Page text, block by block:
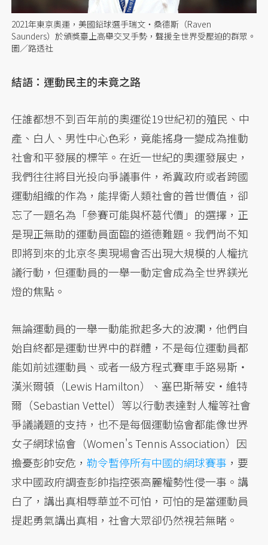
2021年東京奧運，美國鉛球選手瑞文・桑德斯（Raven
Saunders）於頒獎臺上高舉交叉手勢，聲援全世界受壓迫的群眾。
圖／路透社
結語：運動民主的未竟之路
任誰都想不到百年前的奧運從19世紀初的殖民、中
產、白人、男性中心色彩，竟能搖身一變成為推動
社會和平發展的標竿。在近一世紀的奧運發展史，
我們往往將目光投向爭議事件，希冀政府或者跨國
運動組織的作為，能捍衛人類社會的普世價值，卻
忘了一題名為「參賽可能與杯葛代價」的選擇，正
是現正無助的運動員面臨的道德難題。我們尚不知
即將到來的北京冬奧現場會否出現大規模的人權抗
議行動，但運動員的一舉一動定會成為全世界鎂光
燈的焦點。
無論運動員的一舉一動能掀起多大的波瀾，他們自
始自終都是運動世界中的群體，不是每位運動員都
能如前述運動員、或者一級方程式賽車手路易斯・
漢米爾頓（Lewis Hamilton）、塞巴斯蒂安・維特
爾（Sebastian Vettel）等以行動表達對人權等社會
爭議議題的支持，也不是每個運動協會都能像世界
女子網球協會（Women's Tennis Association）因
擔憂彭帥安危，勒令暫停所有中國的網球賽事 ，要
求中國政府調查彭帥指控張高麗權勢性侵一事。講
白了，講出真相辱華並不可怕，可怕的是當運動員
提起勇氣講出真相，社會大眾卻仍然視若無睹。